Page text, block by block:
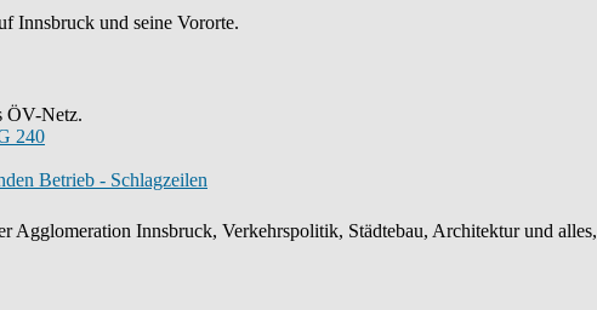
Innsbruck und seine Vororte.
ÖV-Netz.
240
Betrieb - Schlagzeilen
Agglomeration Innsbruck, Verkehrspolitik, Städtebau, Architektur und alles,